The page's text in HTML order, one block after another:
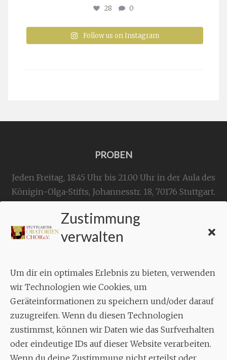
Zustimmung
verwalten
Um dir ein optimales Erlebnis zu bieten, verwenden
wir Technologien wie Cookies, um
Geräteinformationen zu speichern und/oder darauf
zuzugreifen. Wenn du diesen Technologien
zustimmst, können wir Daten wie das Surfverhalten
oder eindeutige IDs auf dieser Website verarbeiten.
Wenn du deine Zustimmung nicht erteilst oder
28 0
Follow us on Instagram
PROBEN
Jeden Freitag, 18.45 Uhr bis 21.00 Uhr in der Aula des
Königin-Olga-Stifts, Johannesstr. 18, 70176 Stuttgart.
KONTAKT
Geschäftsstelle:
Aixheimer Str. 18
70619 Stuttgart
MUSIK
Musikalischer Leiter:
Enrico Trummer